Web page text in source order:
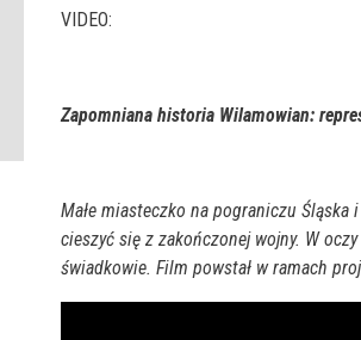
VIDEO:
Zapomniana historia Wilamowian:
Małe miasteczko na pograniczu
cieszyć się z zakończonej wojny. W
świadkowie. Film powstał w ramach